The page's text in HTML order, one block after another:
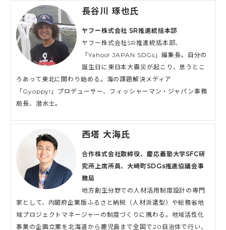
長谷川 琢也氏
ヤフー株式会社 SR推進統括本部
ヤフー株式会社SR推進統括本部、
「Yahoo! JAPAN SDGs」編集長。自分の
誕生日に東日本大震災が起こり、思うとこ
ろあって東北に関わり始める。海の課題解決メディア
「Gyoppy!」プロデューサー、フィッシャーマン・ジャパン事務
局長、潜水士。
西塔 大海氏
合作株式会社取締役、慶応義塾大学SFC研
究所上席所員、大崎町SDGs推進協議会事
務局
地方創生分野での人材活用制度設計の専門
家として、内閣府企業版ふるさと納税（人材派遣型）や総務省地
域プロジェクトマネージャーの制度づくりに携わる。地域活性化
事業の企画立案を北海道から鹿児島まで全国で20自治体で行い、